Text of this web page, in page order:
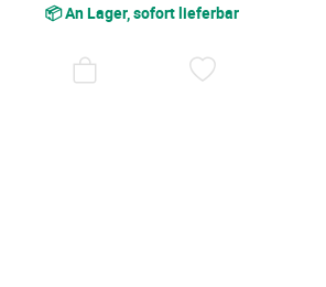
📦 An Lager, sofort lieferbar